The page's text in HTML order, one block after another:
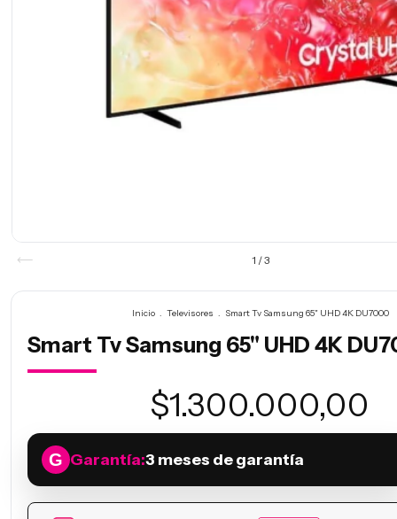
1 /3
Inicio . Televisores . Smart Tv Samsung 65" UHD 4K DU7000
Smart Tv Samsung 65" UHD 4K
$1.300.000,00
Garantía:3 meses de garantía